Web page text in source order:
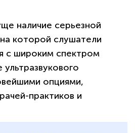
наличие серьезной
которой слушатели
с широким спектром
ультразвукового
опциями,
практиков и